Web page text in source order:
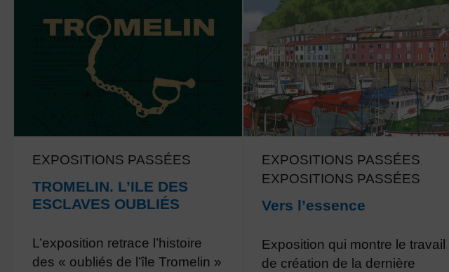
EXPOSITIONS PASSÉES
TROMELIN. L’ILE DES
ESCLAVES OUBLIÉS
L’exposition retrace l’histoire
des « oubliés de l’île Tromelin »
EXPOSITIONS PASSÉES,
EXPOSITIONS PASSÉES
Vers l’essence
Exposition qui montre le travail
de création de la dernière